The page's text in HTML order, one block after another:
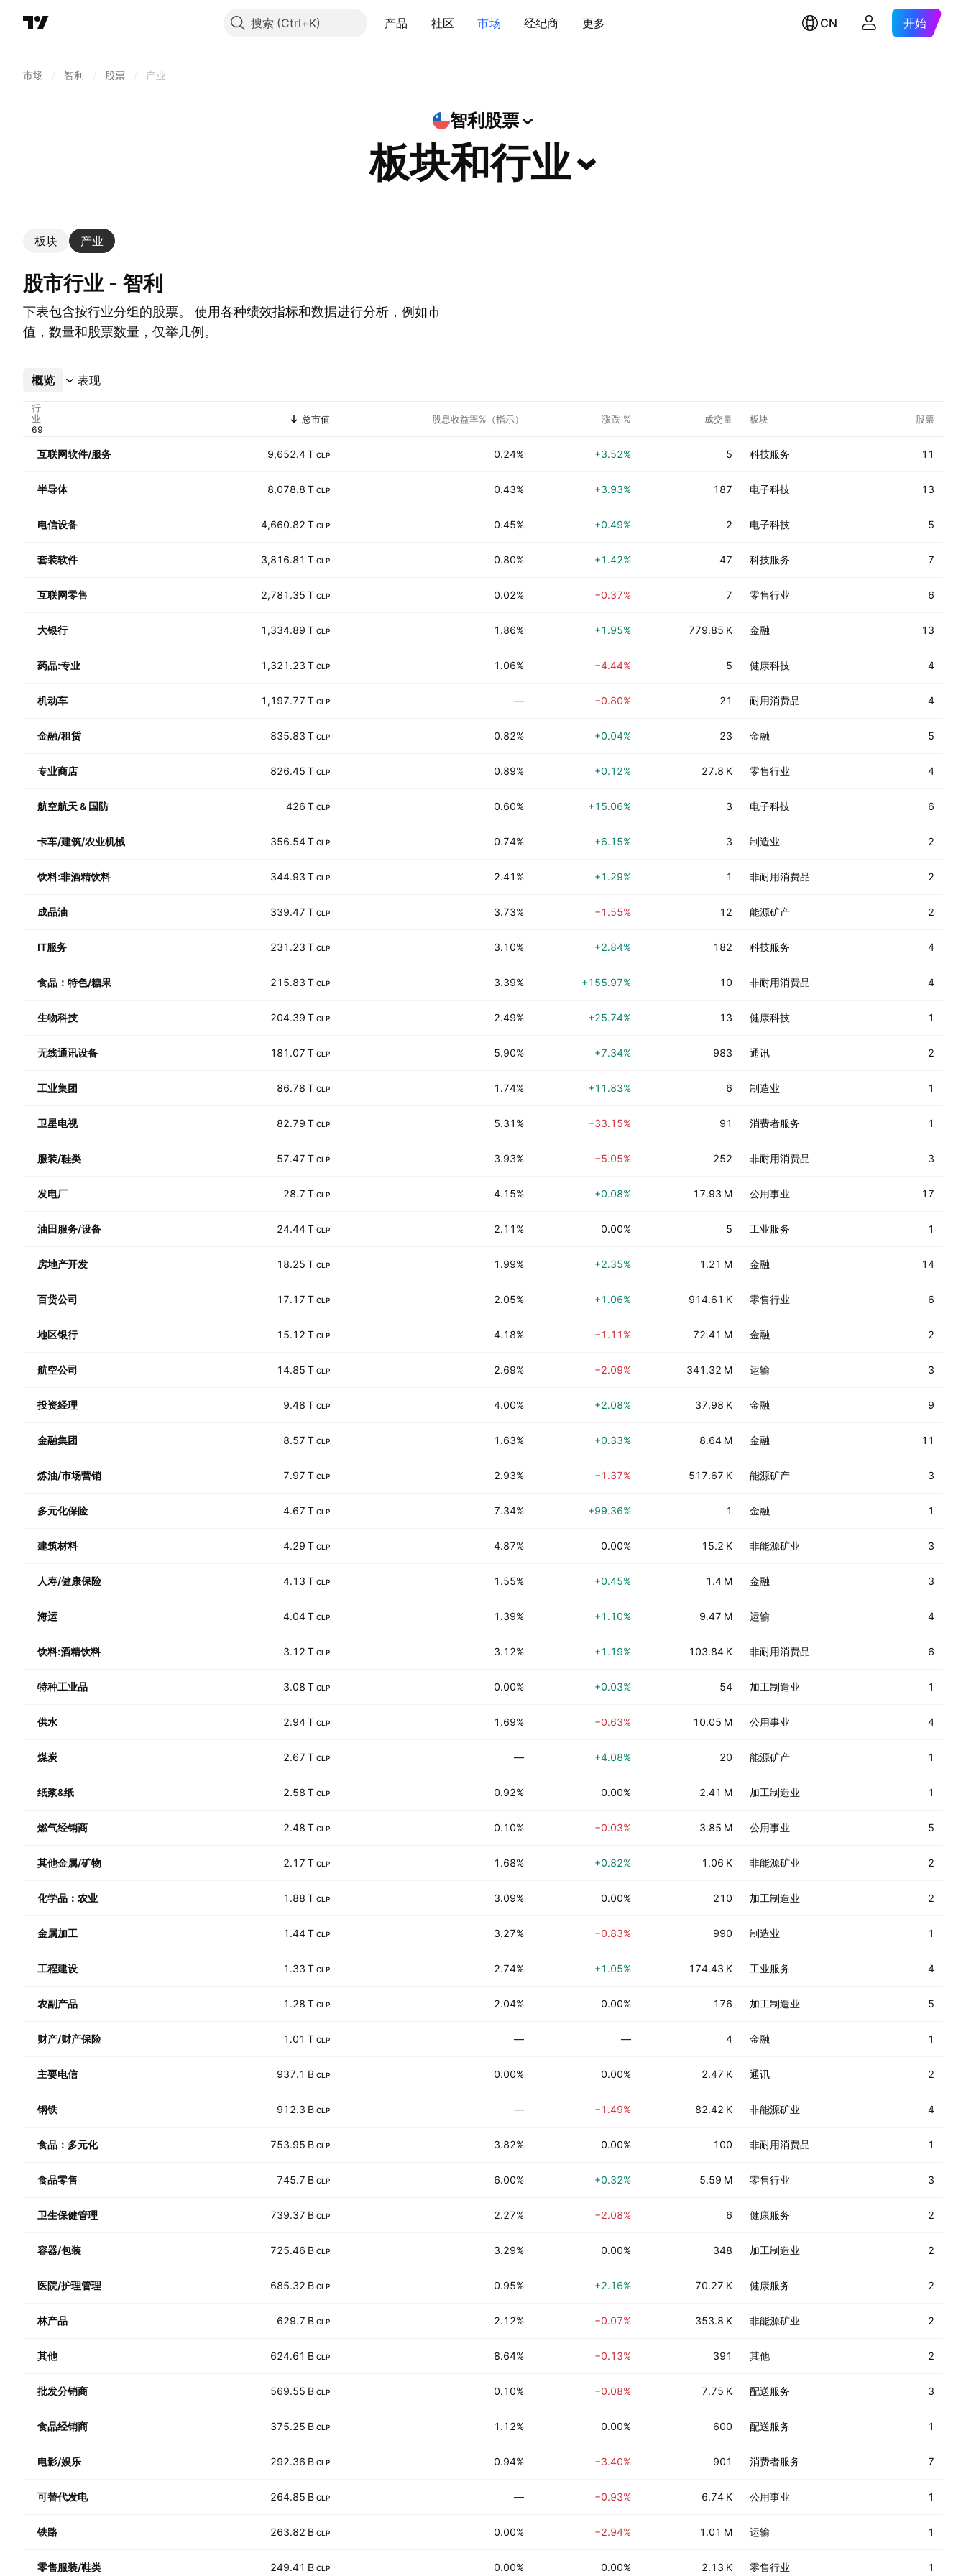
搜索 产品 社区 市场 经纪商 更多 CN 开始
市场 智利 股票 产业
智利股票
板块和行业
板块 产业
股市行业 - 智利
下表包含按行业分组的股票。 使用各种绩效指标和数据进行分析，例如市
值，数量和股票数量，仅举几例。
概览 表现
更多
行
业
总市值 股息收益率%（指示） 涨跌 % 成交量 板块 股票
互联网软件/服务 9,652.4 T CLP 0.24% +3.52% 5 科技服务 11
半导体 8,078.8 T CLP 0.43% +3.93% 187 电子科技 13
电信设备 4,660.82 T CLP 0.45% +0.49% 2 电子科技 5
套装软件 3,816.81 T CLP 0.80% +1.42% 47 科技服务 7
互联网零售 2,781.35 T CLP 0.02% −0.37% 7 零售行业 6
大银行 1,334.89 T CLP 1.86% +1.95% 779.85 K 金融 13
药品:专业 1,321.23 T CLP 1.06% −4.44% 5 健康科技 4
机动车 1,197.77 T CLP — −0.80% 21 耐用消费品 4
金融/租赁 835.83 T CLP 0.82% +0.04% 23 金融 5
专业商店 826.45 T CLP 0.89% +0.12% 27.8 K 零售行业 4
航空航天 & 国防 426 T CLP 0.60% +15.06% 3 电子科技 6
卡车/建筑/农业机械 356.54 T CLP 0.74% +6.15% 3 制造业 2
饮料:非酒精饮料 344.93 T CLP 2.41% +1.29% 1 非耐用消费品 2
成品油 339.47 T CLP 3.73% −1.55% 12 能源矿产 2
IT服务 231.23 T CLP 3.10% +2.84% 182 科技服务 4
食品：特色/糖果 215.83 T CLP 3.39% +155.97% 10 非耐用消费品 4
生物科技 204.39 T CLP 2.49% +25.74% 13 健康科技 1
无线通讯设备 181.07 T CLP 5.90% +7.34% 983 通讯 2
工业集团 86.78 T CLP 1.74% +11.83% 6 制造业 1
卫星电视 82.79 T CLP 5.31% −33.15% 91 消费者服务 1
服装/鞋类 57.47 T CLP 3.93% −5.05% 252 非耐用消费品 3
发电厂 28.7 T CLP 4.15% +0.08% 17.93 M 公用事业 17
油田服务/设备 24.44 T CLP 2.11% 0.00% 5 工业服务 1
房地产开发 18.25 T CLP 1.99% +2.35% 1.21 M 金融 14
百货公司 17.17 T CLP 2.05% +1.06% 914.61 K 零售行业 6
地区银行 15.12 T CLP 4.18% −1.11% 72.41 M 金融 2
航空公司 14.85 T CLP 2.69% −2.09% 341.32 M 运输 3
投资经理 9.48 T CLP 4.00% +2.08% 37.98 K 金融 9
金融集团 8.57 T CLP 1.63% +0.33% 8.64 M 金融 11
炼油/市场营销 7.97 T CLP 2.93% −1.37% 517.67 K 能源矿产 3
多元化保险 4.67 T CLP 7.34% +99.36% 1 金融 1
建筑材料 4.29 T CLP 4.87% 0.00% 15.2 K 非能源矿业 3
人寿/健康保险 4.13 T CLP 1.55% +0.45% 1.4 M 金融 3
海运 4.04 T CLP 1.39% +1.10% 9.47 M 运输 4
饮料:酒精饮料 3.12 T CLP 3.12% +1.19% 103.84 K 非耐用消费品 6
特种工业品 3.08 T CLP 0.00% +0.03% 54 加工制造业 1
供水 2.94 T CLP 1.69% −0.63% 10.05 M 公用事业 4
煤炭 2.67 T CLP — +4.08% 20 能源矿产 1
纸浆&纸 2.58 T CLP 0.92% 0.00% 2.41 M 加工制造业 1
燃气经销商 2.48 T CLP 0.10% −0.03% 3.85 M 公用事业 5
其他金属/矿物 2.17 T CLP 1.68% +0.82% 1.06 K 非能源矿业 2
化学品：农业 1.88 T CLP 3.09% 0.00% 210 加工制造业 2
金属加工 1.44 T CLP 3.27% −0.83% 990 制造业 1
工程建设 1.33 T CLP 2.74% +1.05% 174.43 K 工业服务 4
农副产品 1.28 T CLP 2.04% 0.00% 176 加工制造业 5
财产/财产保险 1.01 T CLP — — 4 金融 1
主要电信 937.1 B CLP 0.00% 0.00% 2.47 K 通讯 2
钢铁 912.3 B CLP — −1.49% 82.42 K 非能源矿业 4
食品：多元化 753.95 B CLP 3.82% 0.00% 100 非耐用消费品 1
食品零售 745.7 B CLP 6.00% +0.32% 5.59 M 零售行业 3
卫生保健管理 739.37 B CLP 2.27% −2.08% 6 健康服务 2
容器/包装 725.46 B CLP 3.29% 0.00% 348 加工制造业 2
医院/护理管理 685.32 B CLP 0.95% +2.16% 70.27 K 健康服务 2
林产品 629.7 B CLP 2.12% −0.07% 353.8 K 非能源矿业 2
其他 624.61 B CLP 8.64% −0.13% 391 其他 2
批发分销商 569.55 B CLP 0.10% −0.08% 7.75 K 配送服务 3
食品经销商 375.25 B CLP 1.12% 0.00% 600 配送服务 1
电影/娱乐 292.36 B CLP 0.94% −3.40% 901 消费者服务 7
可替代发电 264.85 B CLP — −0.93% 6.74 K 公用事业 1
铁路 263.82 B CLP 0.00% −2.94% 1.01 M 运输 1
零售服装/鞋类 249.41 B CLP 0.00% 0.00% 2.13 K 零售行业 1